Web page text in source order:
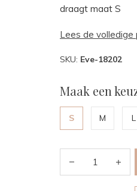
draagt maat S
Lees de volledige
SKU: Eve-18202
Maak een
S M L